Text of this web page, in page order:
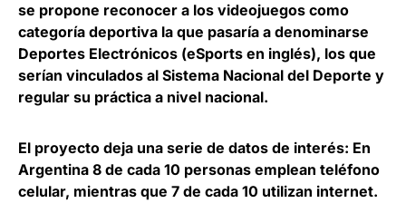
se propone reconocer a los videojuegos como
categoría deportiva la que pasaría a denominarse
Deportes Electrónicos (eSports en inglés), los que
serían vinculados al Sistema Nacional del Deporte y
regular su práctica a nivel nacional.
El proyecto deja una serie de datos de interés: En
Argentina 8 de cada 10 personas emplean teléfono
celular, mientras que 7 de cada 10 utilizan internet.